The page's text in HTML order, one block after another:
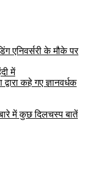
एनिवर्सरी के मौके पर
में
कहे गए ज्ञानवर्धक
में कुछ दिलचस्प बातें